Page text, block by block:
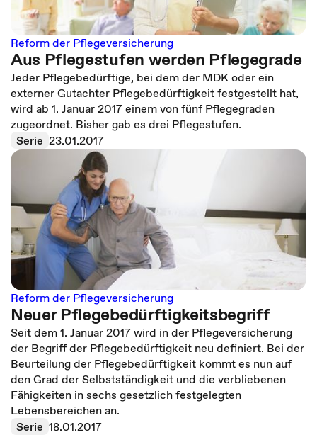
Reform der Pflegeversicherung
Aus Pflegestufen werden Pflegegrade
Jeder Pflegebedürftige, bei dem der MDK oder ein
externer Gutachter Pflegebedürftigkeit festgestellt hat,
wird ab 1. Januar 2017 einem von fünf Pflegegraden
zugeordnet. Bisher gab es drei Pflegestufen.
Serie 23.01.2017
Reform der Pflegeversicherung
Neuer Pflegebedürftigkeitsbegriff
Seit dem 1. Januar 2017 wird in der Pflegeversicherung
der Begriff der Pflegebedürftigkeit neu definiert. Bei der
Beurteilung der Pflegebedürftigkeit kommt es nun auf
den Grad der Selbstständigkeit und die verbliebenen
Fähigkeiten in sechs gesetzlich festgelegten
Lebensbereichen an.
Serie 18.01.2017